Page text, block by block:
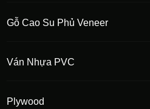
Gỗ Cao Su Phủ Veneer
Ván Nhựa PVC
Plywood